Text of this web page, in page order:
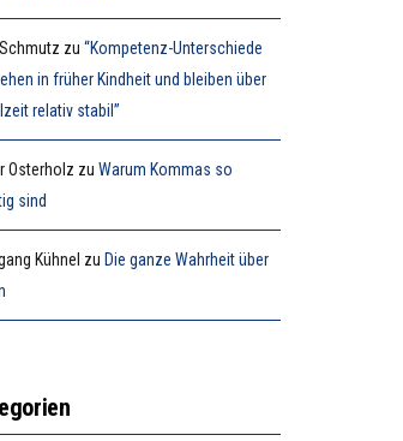
zu“Kompetenz-Unterschiede
in früher Kindheit und bleiben über
relativ stabil”
Osterholz zuWarum Kommas so
sind
Kühnel zu Die ganze Wahrheit über